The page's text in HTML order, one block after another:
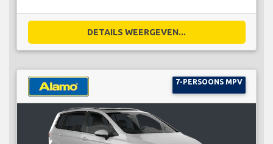
DETAILS WEERGEVEN...
7-PERSOONS MPV